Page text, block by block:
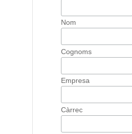
Nom
Cognoms
Empresa
Càrrec